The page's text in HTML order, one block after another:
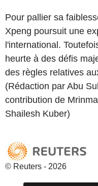
Pour pallier sa
Xpeng poursuit une
l'international.
heurte à des défis
des règles relatives
(Rédaction par Abu
contribution de
Shailesh Kuber)
© Reuters - 2026